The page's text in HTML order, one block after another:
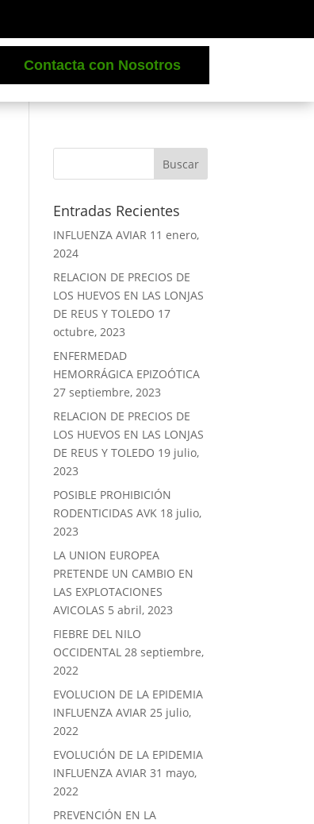
Contacta con Nosotros
Entradas Recientes
INFLUENZA AVIAR 11 enero,
2024
RELACION DE PRECIOS DE
LOS HUEVOS EN LAS LONJAS
DE REUS Y TOLEDO 17
octubre, 2023
ENFERMEDAD
HEMORRÁGICA EPIZOÓTICA
27 septiembre, 2023
RELACION DE PRECIOS DE
LOS HUEVOS EN LAS LONJAS
DE REUS Y TOLEDO 19 julio,
2023
POSIBLE PROHIBICIÓN
RODENTICIDAS AVK 18 julio,
2023
LA UNION EUROPEA
PRETENDE UN CAMBIO EN
LAS EXPLOTACIONES
AVICOLAS 5 abril, 2023
FIEBRE DEL NILO
OCCIDENTAL 28 septiembre,
2022
EVOLUCION DE LA EPIDEMIA
INFLUENZA AVIAR 25 julio,
2022
EVOLUCIÓN DE LA EPIDEMIA
INFLUENZA AVIAR 31 mayo,
2022
PREVENCIÓN EN LA